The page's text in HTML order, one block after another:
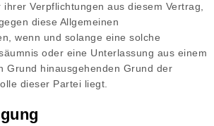
Verpflichtungen aus diesem Vertrag,
diese Allgemeinen
wenn und solange eine solche
oder eine Unterlassung aus einem
Grund hinausgehenden Grund der
dieser Partei liegt.